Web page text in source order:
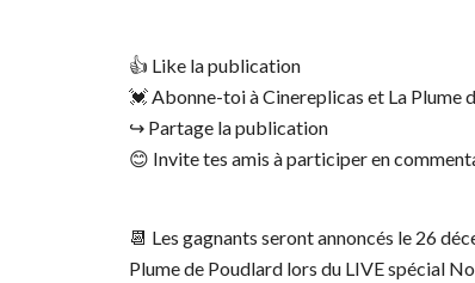
👍 Like la publication
💓 Abonne-toi à Cinereplicas et La
↪️ Partage la publication
😊 Invite tes amis à participer en
📆 Les gagnants seront annoncés le 26
Plume de Poudlard lors du LIVE spécial